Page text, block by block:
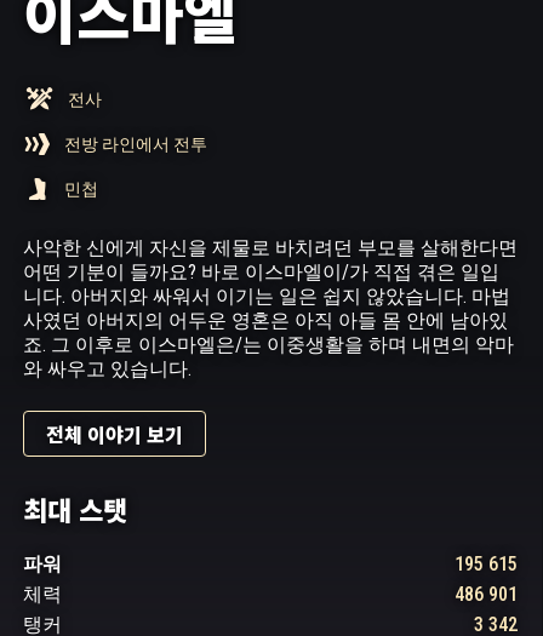
전사
전방 라인에서 전투
민첩
사악한 신에게 자신을 제물로 바치려던 부모를 살해한다면
어떤 기분이 들까요? 바로 이스마엘이/가 직접 겪은 일입
니다. 아버지와 싸워서 이기는 일은 쉽지 않았습니다. 마법
사였던 아버지의 어두운 영혼은 아직 아들 몸 안에 남아있
죠. 그 이후로 이스마엘은/는 이중생활을 하며 내면의 악마
와 싸우고 있습니다.
전체 이야기 보기
최대 스탯
파워
195 615
체력
486 901
탱커
3 342